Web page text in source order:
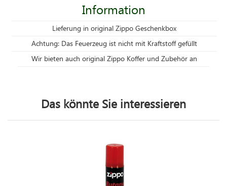
Information
Lieferung in original Zippo Geschenkbox
Achtung: Das Feuerzeug ist nicht mit Kraftstoff gefüllt
Wir bieten auch original Zippo Koffer und Zubehör an
Das könnte Sie interessieren